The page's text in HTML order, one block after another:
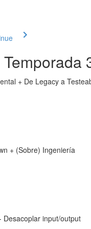
+ De Legacy a
+ (Sobre) Ingeniería
Desacoplar input/output